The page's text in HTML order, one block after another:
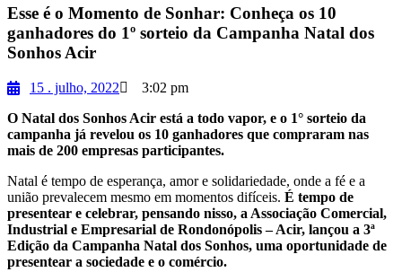
Esse é o Momento de Sonhar: Conheça os 10
ganhadores do 1º sorteio da Campanha Natal dos
Sonhos Acir
15 . julho, 2022
3:02 pm
O Natal dos Sonhos Acir está a todo vapor, e o 1° sorteio da
campanha já revelou os 10 ganhadores que compraram nas
mais de 200 empresas participantes.
Natal é tempo de esperança, amor e solidariedade, onde a fé e a
união prevalecem mesmo em momentos difíceis. É tempo de
presentear e celebrar, pensando nisso, a Associação Comercial,
Industrial e Empresarial de Rondonópolis – Acir, lançou a 3ª
Edição da Campanha Natal dos Sonhos, uma oportunidade de
presentear a sociedade e o comércio.